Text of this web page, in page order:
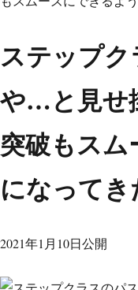
ステップ
や…と見せ
突破もスム
になってき
2021年1月10日公開